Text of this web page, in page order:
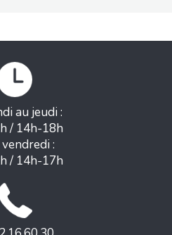
au jeudi :
/ 14h-18h
:
/ 14h-17h